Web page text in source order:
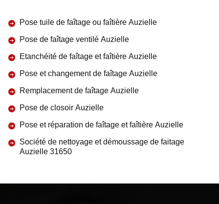
Pose tuile de faîtage ou faîtière Auzielle
Pose de faîtage ventilé Auzielle
Etanchéité de faîtage et faîtière Auzielle
Pose et changement de faîtage Auzielle
Remplacement de faîtage Auzielle
Pose de closoir Auzielle
Pose et réparation de faîtage et faîtière Auzielle
Société de nettoyage et démoussage de faitage
Auzielle 31650